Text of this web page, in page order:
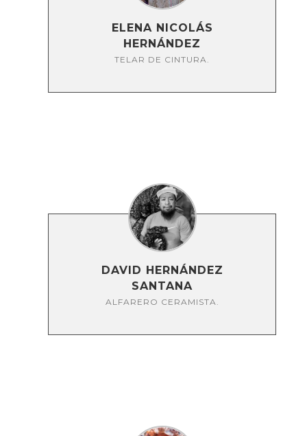
ELENA NICOLÁS
HERNÁNDEZ
TELAR DE CINTURA.
DAVID HERNÁNDEZ
SANTANA
ALFARERO CERAMISTA.